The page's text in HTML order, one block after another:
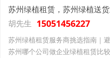
苏州绿植租赁，苏州绿植送
胡先生 15051456227
苏州绿植租赁服务商挑选指南｜
苏州哪个公司做企业绿植租赁比